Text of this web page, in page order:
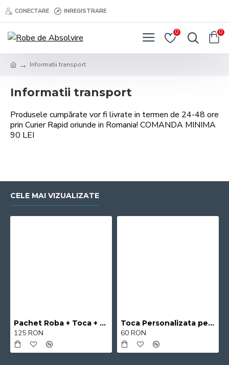
CONECTARE INREGISTRARE
0 0
Informatii transport
Informatii transport
Produsele cumpărate vor fi livrate in termen de 24-48 ore
prin Curier Rapid oriunde in Romania! COMANDA MINIMA
90 LEI
CELE MAI VIZUALIZATE
Pachet Roba + Toca + Esarfa
125 RON
Toca Personalizata pe capac
60 RON